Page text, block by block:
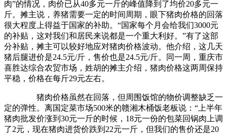
肉”的情况，肉价已从40多元一斤的峰值降到了均价20多元一
斤。摊主说，养猪需要一定的时间周期，眼下猪肉价格的回落
很大程度上得益于国家的补助。“国家每个月会给我们3000元
的补贴，这对我们和居民来说都是一个重大利好。”有了这部
分补贴，摊主可以较好地应对猪肉价格波动。他介绍，这几天
猪后腿进价是24.5元/斤，售价也是24.5元/斤。同一周，重庆市
喜胜达综合农贸市场，姓胡的摊主介绍，猪肉价格这两周保持
平稳，价格在每斤29元左右。
猪肉价格虽然在回落，但周围饭馆的物价调整缺乏一
定的弹性。离国定菜市场500米的赣湘木桶饭老板说：“上半年
猪肉批发价涨到30元一斤的时候，18元一份的包菜回锅肉上调
了2元，现在猪肉进货价跌到22元一斤，但我们的售价还是20